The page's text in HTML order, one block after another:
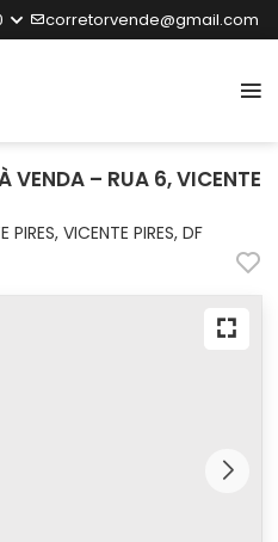
corretorvende@gmail.com
VENDA – RUA 6, VICENTE
VICENTE PIRES, DF